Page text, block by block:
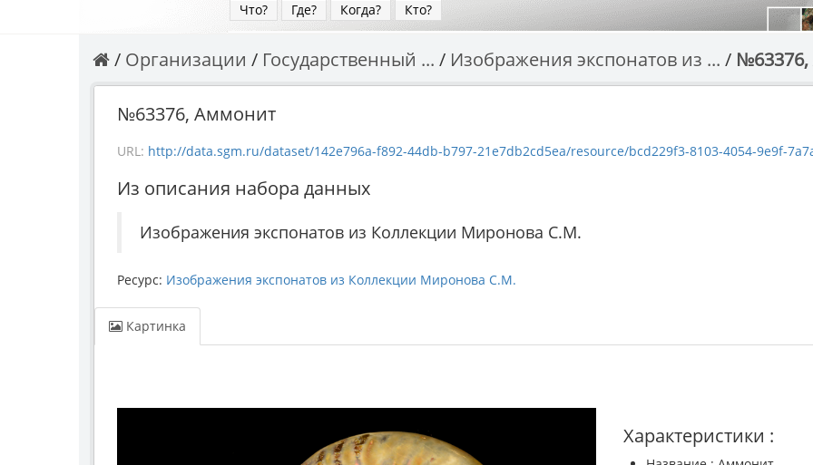
Что? Где? Когда? Кто?
Организации Государственный ... Изображения экспонатов из ...
№63376, Аммонит
URL: http://data.sgm.ru/dataset/142e796a-f892-44db-b797-21e7db2cd5ea/resource/bcd229f3-8103-4054-9e9f-
Из описания набора данных
Изображения экспонатов из Коллекции Миронова С.М.
Ресурс: Изображения экспонатов из Коллекции Миронова С.М.
Картинка
Характеристики :